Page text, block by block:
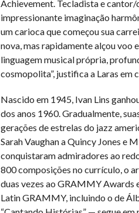
Achievement. Tecladista e
impressionante imaginação
um carioca que começou sua
nova, mas rapidamente alçou voo
linguagem musical própria,
cosmopolita”, justifica a Laras em
Nascido em 1945, Ivan Lins
dos anos 1960. Gradualmente,
gerações de estrelas do jazz
Sarah Vaughan a Quincy Jones e
conquistaram admiradores ao
800 composições no currículo, o
duas vezes ao GRAMMY Awards
Latin GRAMMY, incluindo o de